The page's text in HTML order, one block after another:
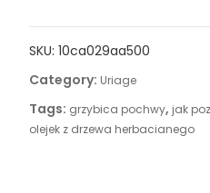
SKU: 10ca029aa500
Category: Uriage
Tags: grzybica pochwy, jak
olejek z drzewa herbacianego